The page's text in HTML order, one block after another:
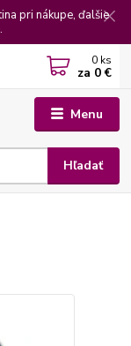
pri nákupe, ďalšie
Menu
Hľadať
0 ks
za 0 €